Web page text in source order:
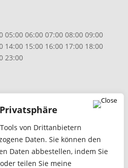
von Drittanbietern
Daten. Sie können den
Daten abbestellen, indem Sie
teilen Sie meine
05:00 06:00 07:00 08:00 09:00
14:00 15:00 16:00 17:00 18:00
23:0000:00
abonnieren